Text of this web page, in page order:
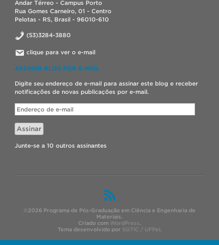
Andar Térreo - Campus Porto
Rua Gomes Carneiro, 01 - Centro
Pelotas - RS, Brasil - 96010-610
(53)3284-3880
clique para ver o e-mail
ASSINAR BLOG POR E-MAIL
Digite seu endereço de e-mail para assinar este blog e receber
notificações de novas publicações por e-mail.
Endereço
de
e-
mail
Assinar
Junte-se a 10 outros assinantes
©2026 Programa de Pós-Graduação em Ciência e Engenharia de
Materiais.
Criado com WordPress.
Tema desenvolvido por SGTIC / UFPel.